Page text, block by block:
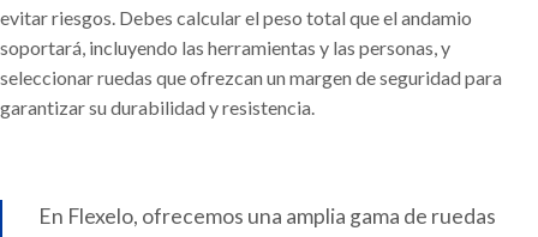
evitar riesgos. Debes calcular el peso total que el andamio
soportará, incluyendo las herramientas y las personas, y
seleccionar ruedas que ofrezcan un margen de seguridad para
garantizar su durabilidad y resistencia.
En Flexelo, ofrecemos una amplia gama de ruedas